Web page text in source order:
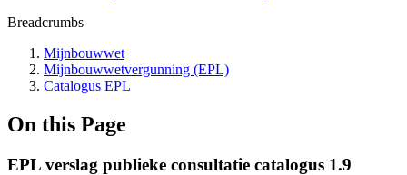
Breadcrumbs
Mijnbouwwet
Mijnbouwwetvergunning (EPL)
Catalogus EPL
On this Page
EPL verslag publieke consultatie catalogus 1.9